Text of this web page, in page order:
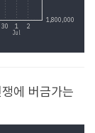
에 버금가는